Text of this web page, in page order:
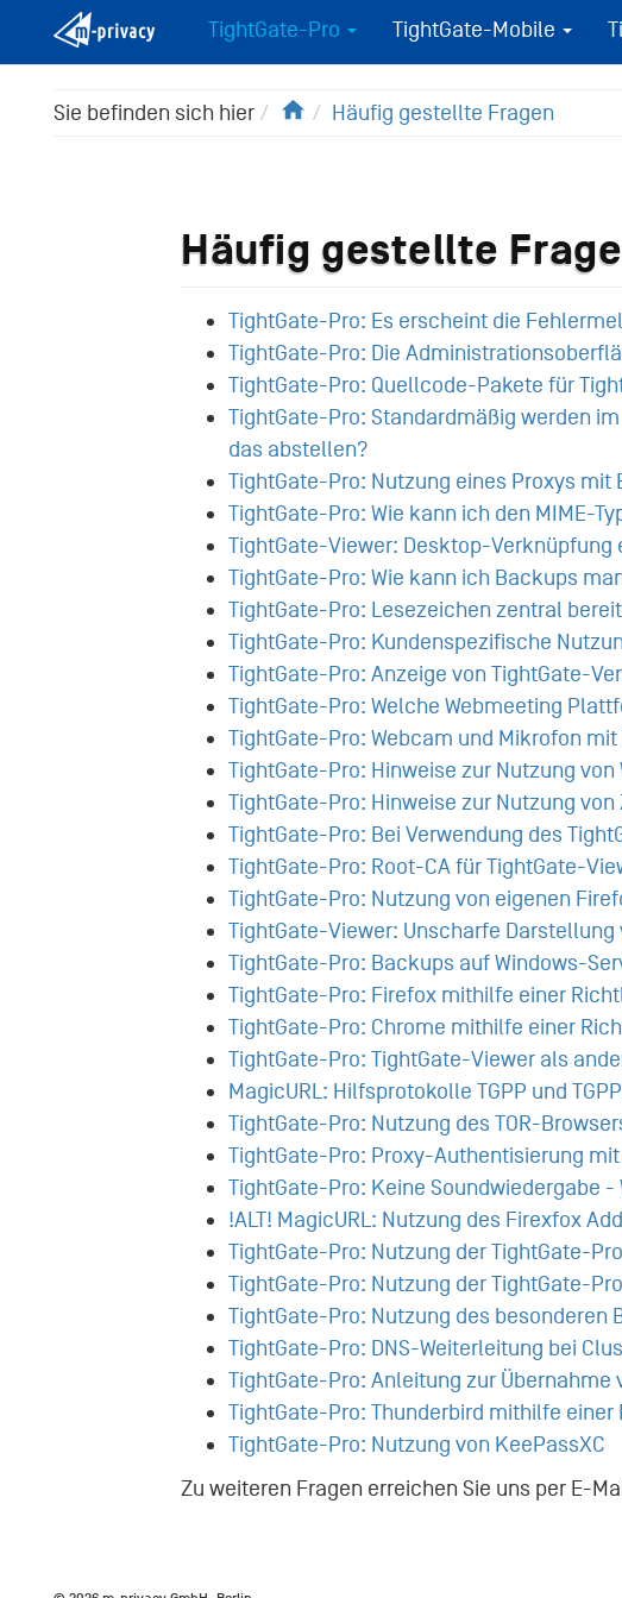
TightGate-Pro TightGate-Mobile
Sie befinden sich hier Home
Häufig gestellte Fragen
Häufig gestellte
TightGate-Pro: Es erscheint die
TightGate-Pro: Die
TightGate-Pro: Quellcode-Pakete für
TightGate-Pro: Standardmäßig werden
das abstellen?
TightGate-Pro: Nutzung eines Proxys
TightGate-Pro: Wie kann ich den MIME-
TightGate-Viewer: Desktop-
TightGate-Pro: Wie kann ich Backups
TightGate-Pro: Lesezeichen zentral
TightGate-Pro: Kundenspezifische
TightGate-Pro: Anzeige von TightGate-
TightGate-Pro: Welche Webmeeting
TightGate-Pro: Webcam und Mikrofon
TightGate-Pro: Hinweise zur Nutzung von
TightGate-Pro: Hinweise zur Nutzung
TightGate-Pro: Bei Verwendung des
TightGate-Pro: Root-CA für TightGate-
TightGate-Pro: Nutzung von eigenen
TightGate-Viewer: Unscharfe
TightGate-Pro: Backups auf Windows-
TightGate-Pro: Firefox mithilfe einer
TightGate-Pro: Chrome mithilfe einer
TightGate-Pro: TightGate-Viewer als
MagicURL: Hilfsprotokolle TGPP und
TightGate-Pro: Nutzung des TOR-
TightGate-Pro: Proxy-Authentisierung
TightGate-Pro: Keine Soundwiedergabe -
!ALT! MagicURL: Nutzung des Firexfox
TightGate-Pro: Nutzung der TightGate-
TightGate-Pro: Nutzung der TightGate-
TightGate-Pro: Nutzung des besonderen
TightGate-Pro: DNS-Weiterleitung bei
TightGate-Pro: Anleitung zur
TightGate-Pro: Thunderbird mithilfe
TightGate-Pro: Nutzung von KeePassXC
Zu weiteren Fragen erreichen Sie uns per E-